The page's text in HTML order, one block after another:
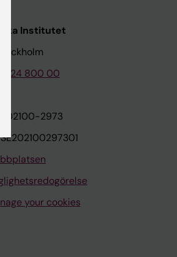
Institutet
Stockholm
524 800 00
202100-2973
SE202100297301
your cookies